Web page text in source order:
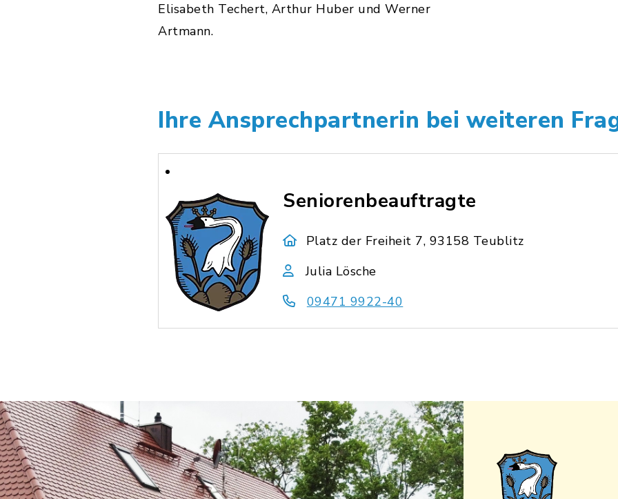
Elisabeth Techert, Arthur Huber und Werner
Artmann.
Ihre Ansprechpartnerin bei weiteren
Seniorenbeauftragte
Platz der Freiheit 7, 93158 Teublitz
Julia Lösche
09471 9922-40